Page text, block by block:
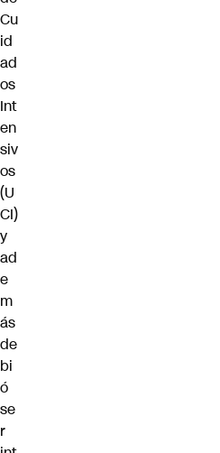
Cu
id
ad
os
Int
en
siv
os
(U
CI)
y
ad
e
m
ás
de
bi
ó
se
r